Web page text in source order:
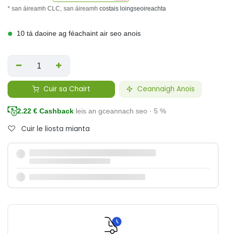
* san áireamh CLC, san áireamh costais loingseoireachta
10 tá daoine ag féachaint air seo anois
Cuir sa Chairt Ceannaigh Anois
2.22 € Cashback leis an gceannach seo · 5 %
Cuir le liosta mianta